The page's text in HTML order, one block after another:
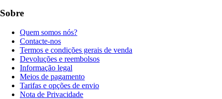
Sobre
Quem somos nós?
Contacte-nos
Termos e condições gerais de venda
Devoluções e reembolsos
Informação legal
Meios de pagamento
Tarifas e opções de envio
Nota de Privacidade